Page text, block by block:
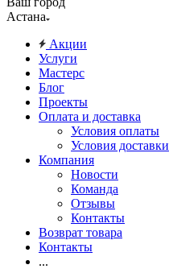
Астана
Акции
Услуги
Мастерс
Блог
Проекты
Оплата и доставка
Условия оплаты
Условия доставки
Компания
Новости
Команда
Отзывы
Контакты
Возврат товара
Контакты
...